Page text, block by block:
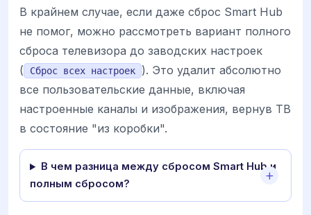
В крайнем случае, если даже сброс Smart Hub
не помог, можно рассмотреть вариант полного
сброса телевизора до заводских настроек
(
Сброс всех настроек
). Это удалит абсолютно
все пользовательские данные, включая
настроенные каналы и изображения, вернув ТВ
в состояние "из коробки".
В чем разница между сбросом Smart Hub и
полным сбросом?